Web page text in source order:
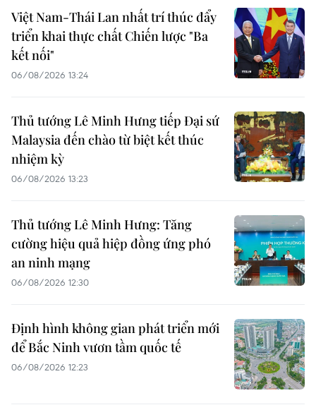
Việt Nam-Thái Lan nhất trí thúc đẩy
triển khai thực chất Chiến lược "Ba
kết nối"
06/08/2026 13:24
Thủ tướng Lê Minh Hưng tiếp Đại sứ
Malaysia đến chào từ biệt kết thúc
nhiệm kỳ
06/08/2026 13:23
Thủ tướng Lê Minh Hưng: Tăng
cường hiệu quả hiệp đồng ứng phó
an ninh mạng
06/08/2026 12:30
Định hình không gian phát triển mới
để Bắc Ninh vươn tầm quốc tế
06/08/2026 12:23